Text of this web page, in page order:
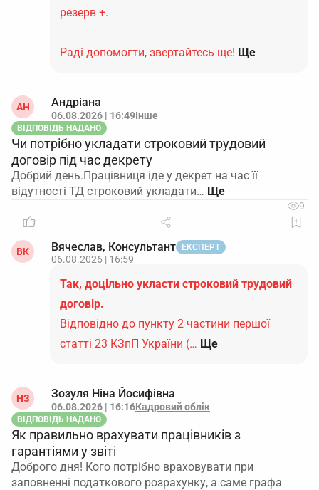
резерв +.
Раді допомогти, звертайтесь ще! Ще
АН Андріана
06.08.2026 | 16:49Інше
ВІДПОВІДЬ НАДАНО
Чи потрібно укладати строковий трудовий
договір під час декрету
Добрий день.Працівниця іде у декрет на час її
відутності ТД строковий укладати…
9
ВК Вячеслав, Консультант ЕКСПЕРТ
06.08.2026 | 16:59
Так, доцільно укласти строковий трудовий
договір.
Відповідно до пункту 2 частини першої
статті 23 КЗпП України (… Ще
НЗ Зозуля Ніна Йосифівна
06.08.2026 | 16:16Кадровий облік
ВІДПОВІДЬ НАДАНО
Як правильно врахувати працівників з
гарантіями у звіті
Доброго дня! Кого потрібно враховувати при
заповненні податкового розрахунку, а саме графа